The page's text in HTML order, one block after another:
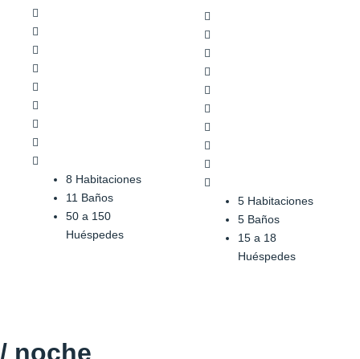
8 Habitaciones
11 Baños
50 a 150
Huéspedes
5 Habitaciones
5 Baños
15 a 18
Huéspedes
/ noche